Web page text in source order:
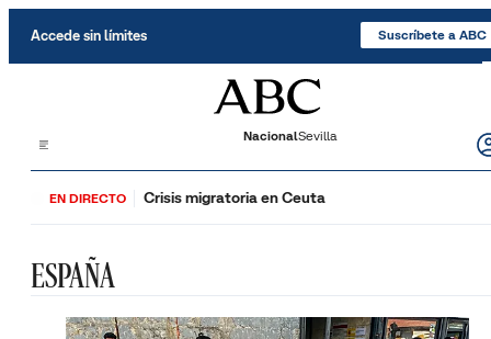
Accede sin límites Suscríbete a ABC
NacionalSevilla
EN DIRECTO Crisis migratoria en Ceuta
ESPAÑA